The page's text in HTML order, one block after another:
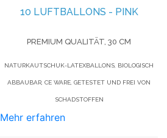
10 LUFTBALLONS - PINK
PREMIUM QUALITÄT, 30 CM
NATURKAUTSCHUK-LATEXBALLONS, BIOLOGISCH
ABBAUBAR, CE WARE, GETESTET UND FREI VON
SCHADSTOFFEN
Mehr erfahren